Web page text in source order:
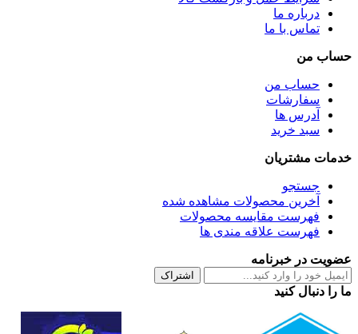
درباره ما
تماس با ما
حساب من
حساب من
سفارشات
آدرس ها
سبد خرید
خدمات مشتریان
جستجو
آخرین محصولات مشاهده شده
فهرست مقایسه محصولات
فهرست علاقه مندی ها
عضویت در خبرنامه
اشتراک
ما را دنبال کنید